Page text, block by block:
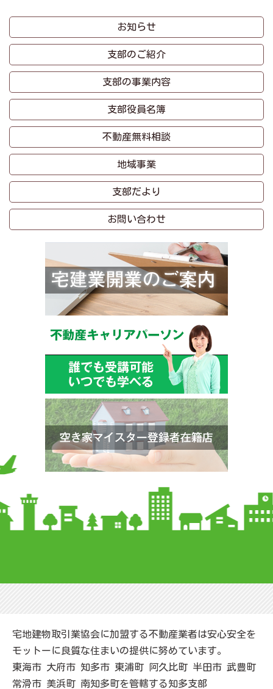
お知らせ
支部のご紹介
支部の事業内容
支部役員名簿
不動産無料相談
地域事業
支部だより
お問い合わせ
宅地建物取引業協会に加盟する不動産業者は安心安全を
モットーに良質な住まいの提供に努めています。
東海市 大府市 知多市 東浦町 阿久比町 半田市 武豊町
常滑市 美浜町 南知多町を管轄する知多支部